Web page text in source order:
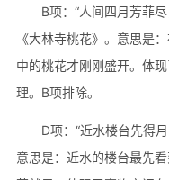
B项：“人间四月芳菲
《大林寺桃花》。意思是
中的桃花才刚刚盛开。体
理。B项排除。
D项：“近水楼台先得
意思是：近水的楼台最先